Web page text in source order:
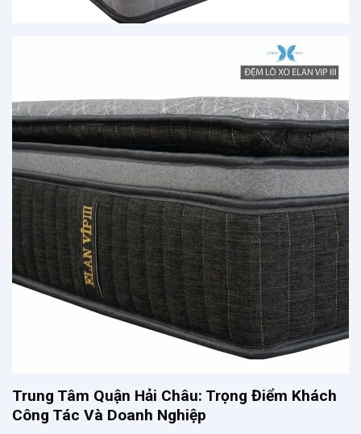
Trung Tâm Quận Hải Châu: Trọng Điểm Khách
Công Tác Và Doanh Nghiệp